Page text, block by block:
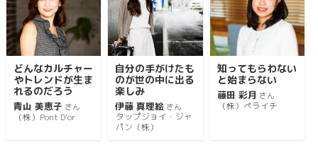
どんなカルチャー
やトレンドが生ま
れるのだろう
青山 美恵子 さん
（株）Pont D’or
自分の手がけたも
のが世の中に出る
楽しみ
伊藤 真理絵 さん
タップジョイ・ジャ
パン（株）
知ってもらわない
と始まらない
藤田 彩月 さん
（株）ペライチ